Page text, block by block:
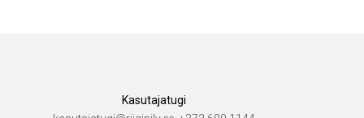
Kasutajatugi